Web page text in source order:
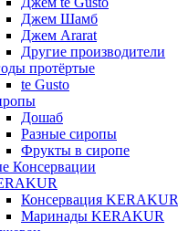
Джем Шамб
Джем Ararat
Другие производители
протёртые
te Gusto
Дошаб
Разные сиропы
Фрукты в сиропе
Консервации
Консервация KERAKUR
Маринады KERAKUR